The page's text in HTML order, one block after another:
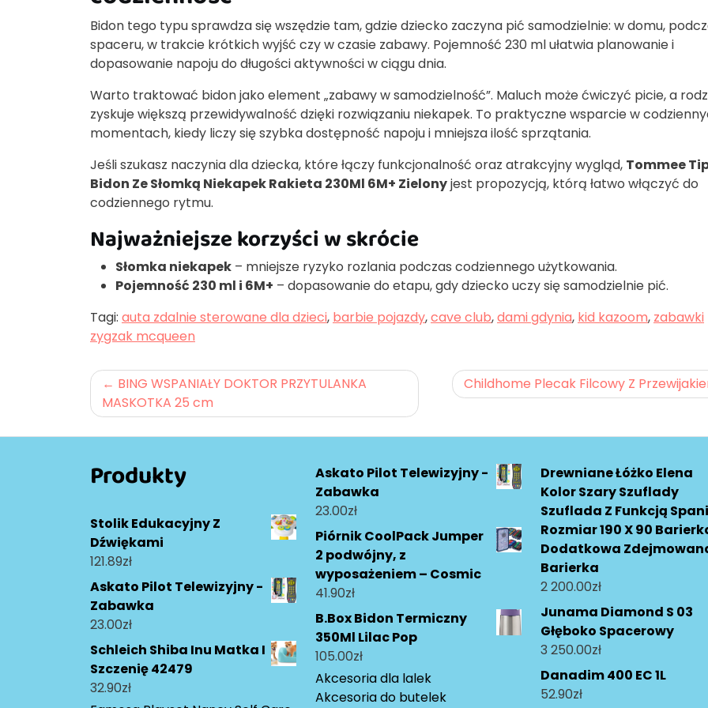
Bidon tego typu sprawdza się wszędzie tam, gdzie dziecko zaczyna pić samodzielnie: w domu,
spaceru, w trakcie krótkich wyjść czy w czasie zabawy. Pojemność 230 ml ułatwia planowanie i
dopasowanie napoju do długości aktywności w ciągu dnia.
Warto traktować bidon jako element „zabawy w samodzielność”. Maluch może ćwiczyć picie, a
zyskuje większą przewidywalność dzięki rozwiązaniu niekapek. To praktyczne wsparcie w
momentach, kiedy liczy się szybka dostępność napoju i mniejsza ilość sprzątania.
Jeśli szukasz naczynia dla dziecka, które łączy funkcjonalność oraz atrakcyjny wygląd, Tommee
Bidon Ze Słomką Niekapek Rakieta 230Ml 6M+ Zielonyjest propozycją, którą łatwo włączyć do
codziennego rytmu.
Najważniejsze korzyści w skrócie
Słomka niekapek – mniejsze ryzyko rozlania podczas codziennego użytkowania.
Pojemność 230 ml i 6M+ – dopasowanie do etapu, gdy dziecko uczy się samodzielnie pić.
Tagi: auta zdalnie sterowane dla dzieci, barbie pojazdy,cave club,dami gdynia, kid kazoom, zabawki
zygzak mcqueen
Nawigacja
wpisu
BING WSPANIAŁY DOKTOR PRZYTULANKA
MASKOTKA 25 cm
Childhome Plecak Filcowy Z
Produkty
Stolik Edukacyjny Z
Dźwiękami
121.89zł
Askato Pilot Telewizyjny -
Zabawka
23.00zł
Schleich Shiba Inu Matka I
Szczenię 42479
32.90zł
Askato Pilot Telewizyjny -
Zabawka
23.00zł
Piórnik CoolPack Jumper
2 podwójny, z
wyposażeniem – Cosmic
41.90zł
B.Box Bidon Termiczny
350Ml Lilac Pop
105.00zł
Akcesoria dla lalek
Akcesoria do butelek
Drewniane Łóżko Elena
Kolor Szary Szuflady
Szuflada Z Funkcją
Rozmiar 190 X 90
Dodatkowa
Barierka
2 200.00zł
Junama Diamond S 03
Głęboko Spacerowy
3 250.00zł
Danadim 400 EC 1L
52.90zł